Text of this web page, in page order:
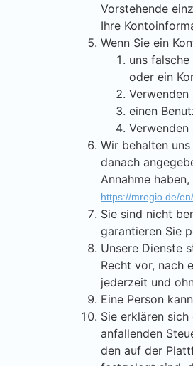
Vorstehende
Ihre
Wenn Sie ein
uns
oder ein
einen
Wir behalten
danach
Annahme
https://mregio.de/
Sie sind nicht
garantieren Sie
Unsere Dienste
Recht vor, nach
jederzeit und
Eine Person
Sie erklären
anfallenden
den auf der